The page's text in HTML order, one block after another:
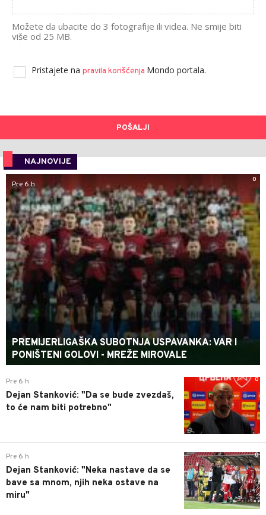
Možete da ubacite do 3 fotografije ili videa. Ne smije biti
više od 25 MB.
Pristajete na pravila korišćenja Mondo portala.
POŠALJI
NAJNOVIJE
0
Pre 6 h
PREMIJERLIGAŠKA SUBOTNJA USPAVANKA: VAR I
PONIŠTENI GOLOVI - MREŽE MIROVALE
0
Pre 6 h
Dejan Stanković: "Da se bude zvezdaš,
to će nam biti potrebno"
0
Pre 6 h
Dejan Stanković: "Neka nastave da se
bave sa mnom, njih neka ostave na
miru"